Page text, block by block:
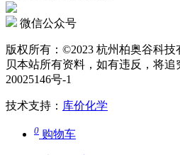
微信公众号
版权所有：©2023 杭州柏奥谷科
贝本站所有资料，如有违反，将追
20025146号-1
技术支持： 库价化学
0 购物车